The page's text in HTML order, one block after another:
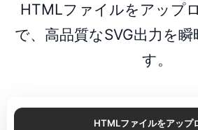
HTMLファイルをアップ
で、高品質なSVG出力を瞬
す。
HTMLファイルをアップ